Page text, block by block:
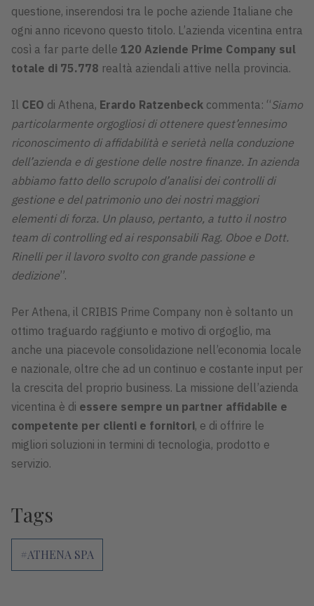
questione, inserendosi tra le poche aziende Italiane che
ogni anno ricevono questo titolo. L’azienda vicentina entra
così a far parte delle 120 Aziende Prime Company sul
totale di 75.778 realtà aziendali attive nella provincia.
Il CEO di Athena, Erardo Ratzenbeck commenta: “Siamo
particolarmente orgogliosi di ottenere quest’ennesimo
riconoscimento di affidabilità e serietà nella conduzione
dell’azienda e di gestione delle nostre finanze. In azienda
abbiamo fatto dello scrupolo d’analisi dei controlli di
gestione e del patrimonio uno dei nostri maggiori
elementi di forza. Un plauso, pertanto, a tutto il nostro
team di controlling ed ai responsabili Rag. Oboe e Dott.
Rinelli per il lavoro svolto con grande passione e
dedizione”.
Per Athena, il CRIBIS Prime Company non è soltanto un
ottimo traguardo raggiunto e motivo di orgoglio, ma
anche una piacevole consolidazione nell’economia locale
e nazionale, oltre che ad un continuo e costante input per
la crescita del proprio business. La missione dell’azienda
vicentina è di essere sempre un partner affidabile e
competente per clienti e fornitori, e di offrire le
migliori soluzioni in termini di tecnologia, prodotto e
servizio.
Tags
#ATHENA SPA